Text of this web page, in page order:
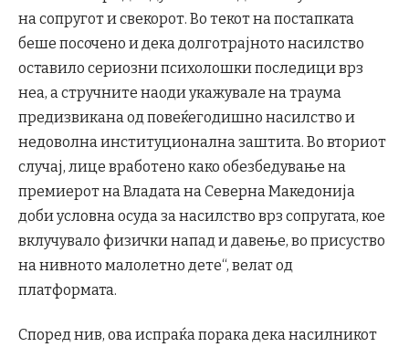
на сопругот и свекорот. Во текот на постапката
беше посочено и дека долготрајното насилство
оставило сериозни психолошки последици врз
неа, а стручните наоди укажувале на траума
предизвикана од повеќегодишно насилство и
недоволна институционална заштита. Во вториот
случај, лице вработено како обезбедување на
премиерот на Владата на Северна Македонија
доби условна осуда за насилство врз сопругата, кое
вклучувало физички напад и давење, во присуство
на нивното малолетно дете“, велат од
платформата.
Според нив, ова испраќа порака дека насилникот